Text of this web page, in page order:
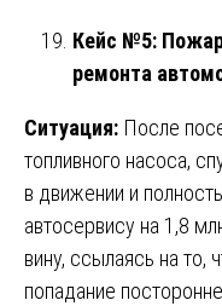
Кейс №5: Пожар
ремонта
Ситуация: После
топливного насоса,
в движении и
автосервису на 1,8
вину, ссылаясь на то,
попадание